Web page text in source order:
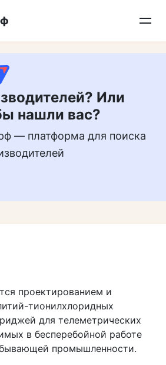
на нас в MAX
Или
нашли вас?
— платформа для поиска
проектированием и
тионилхлоридных
для телеметрических
в бесперебойной работе
промышленности.